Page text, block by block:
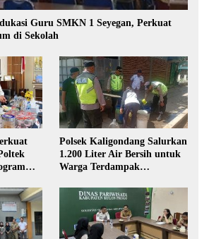
Guru SMKN 1 Seyegan, Perkuat
di Sekolah
Polsek Kaligondang Salurkan
1.200 Liter Air Bersih untuk
Warga Terdampak